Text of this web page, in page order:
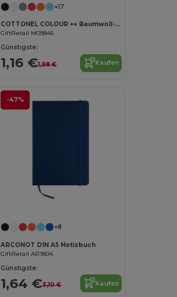
+17
COTTONEL COLOUR ++ Baumwoll-Einkaufstasche 180gr MO9846-
GiftRetail MO9846
Günstigste:
1,16 €1,98 € Kaufen
-47%
Jetzt konfigurieren!
+8
ARCONOT DIN A5 Notizbuch
GiftRetail AR1804
Günstigste:
1,64 €3,10 € Kaufen